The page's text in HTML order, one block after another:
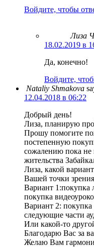
Войдите, чтобы
Лиза
18.02.2019 в
Да, конечно!
Войдите,
Nataliy Shmakova
12.04.2018 в 06:22
Добрый день!
Лиза, планирую
Прошу помогите
постепенную
сожалению пока не
жительства
Лиза, какой
Вашей точки
Вариант 1:покупка
покупка
Вариант 2: покупка
следующие части
Или какой-то
Благодарю Вас за
Желаю Вам